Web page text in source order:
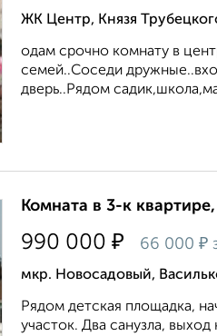
ЖК Центр, Князя
одам срочно комнату в
семей..Соседи
дверь..Рядом
Комната в 3-к
990 000 ₽ 66 000 ₽
мкр. Новосадовый,
Рядом детская площадка,
участок. Два санузла,